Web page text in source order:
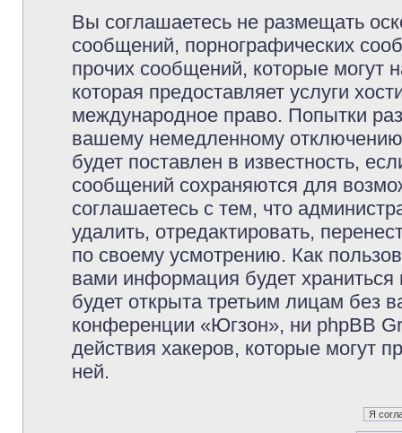
Вы соглашаетесь не размещать
сообщений, порнографических
прочих сообщений, которые могут
которая предоставляет услуги
международное право. Попытки
вашему немедленному
будет поставлен в известность,
сообщений сохраняются для
соглашаетесь с тем, что
удалить, отредактировать,
по своему усмотрению. Как
вами информация будет
будет открыта третьим лицам без
конференции «Югзон», ни phpBB
действия хакеров, которые могут
ней.